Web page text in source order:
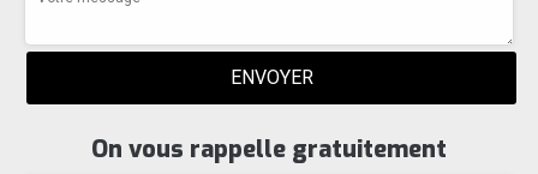
On vous rappelle gratuitement